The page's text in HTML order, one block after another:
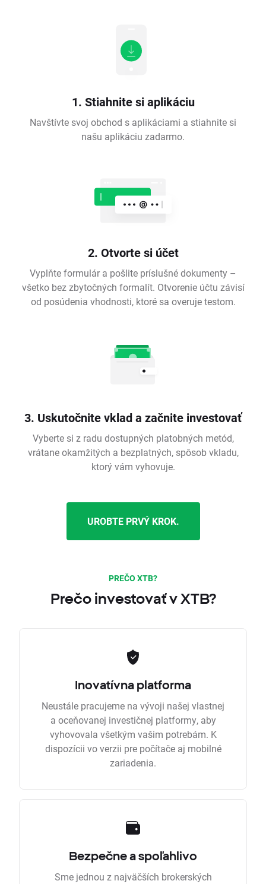
1. Stiahnite si aplikáciu
Navštívte svoj obchod s aplikáciami a stiahnite si
našu aplikáciu zadarmo.
2. Otvorte si účet
Vyplňte formulár a pošlite príslušné dokumenty –
všetko bez zbytočných formalít. Otvorenie účtu závisí
od posúdenia vhodnosti, ktoré sa overuje testom.
3. Uskutočnite vklad a začnite investovať
Vyberte si z radu dostupných platobných metód,
vrátane okamžitých a bezplatných, spôsob vkladu,
ktorý vám vyhovuje.
UROBTE PRVÝ KROK.
PREČO XTB?
Prečo investovať v XTB?
Inovatívna platforma
Neustále pracujeme na vývoji našej vlastnej
a oceňovanej investičnej platformy, aby
vyhovovala všetkým vašim potrebám. K
dispozícii vo verzii pre počítače aj mobilné
zariadenia.
Bezpečne a spoľahlivo
Sme jednou z najväčších brokerských